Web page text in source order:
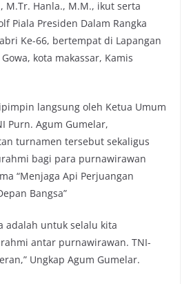
M.Tr. Hanla., M.M., ikut serta
Piala Presiden Dalam Rangka
Ke-66, bertempat di Lapangan
kota makassar, Kamis
langsung oleh Ketua Umum
Purn. Agum Gumelar,
turnamen tersebut sekaligus
bagi para purnawirawan
“Menjaga Api Perjuangan
Bangsa”
adalah untuk selalu kita
antar purnawirawan. TNI-
Ungkap Agum Gumelar.